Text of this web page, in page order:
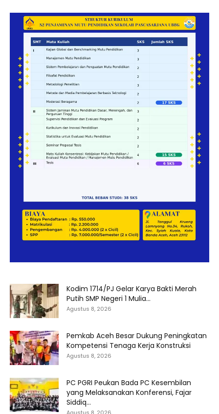
Kodim 1714/PJ Gelar Karya Bakti Merah
Putih SMP Negeri 1 Mulia...
Agustus 8, 2026
Pemkab Aceh Besar Dukung Peningkatan
Kompetensi Tenaga Kerja Konstruksi
Agustus 8, 2026
PC PGRI Peukan Bada PC Kesembilan
yang Melaksanakan Konferensi, Fajar
Siddiq...